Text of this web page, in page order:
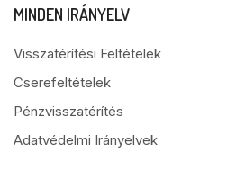
MINDEN IRÁNYELV
Visszatérítési Feltételek
Cserefeltételek
Pénzvisszatérítés
Adatvédelmi Irányelvek